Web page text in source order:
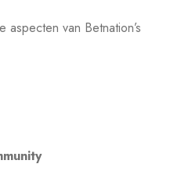
van Betnation’s